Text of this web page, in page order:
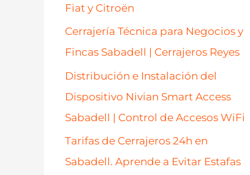
Fiat y Citroën
Cerrajería Técnica para Negocios y
Fincas Sabadell | Cerrajeros Reyes
Distribución e Instalación del
Dispositivo Nivian Smart Access
Sabadell | Control de Accesos WiFi
Tarifas de Cerrajeros 24h en
Sabadell. Aprende a Evitar Estafas